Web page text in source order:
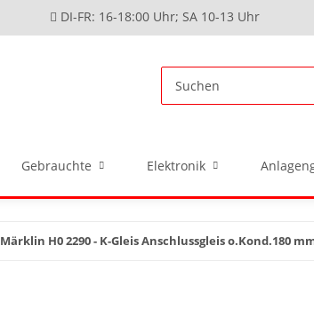
DI-FR: 16-18:00 Uhr; SA 10-13 Uhr
Gebrauchte Elektronik
Märklin H0 2290 - K-Gleis Anschlussgleis o.Kond.180